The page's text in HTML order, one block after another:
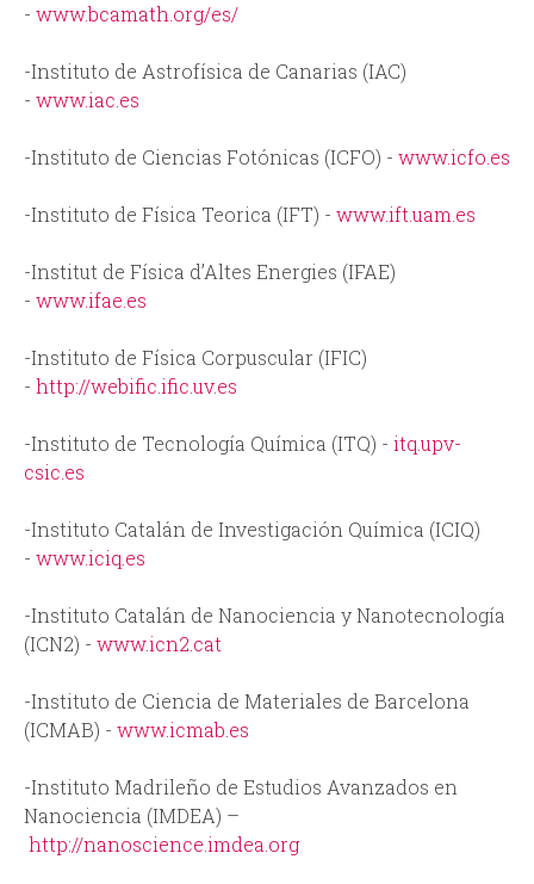
- www.bcamath.org/es/
-Instituto de Astrofísica de Canarias (IAC)
- www.iac.es
-Instituto de Ciencias Fotónicas (ICFO) - www.icfo.es
-Instituto de Física Teorica (IFT) - www.ift.uam.es
-Institut de Física d’Altes Energies (IFAE)
- www.ifae.es
-Instituto de Física Corpuscular (IFIC)
- http://webific.ific.uv.es
-Instituto de Tecnología Química (ITQ) - itq.upv-
csic.es
-Instituto Catalán de Investigación Química (ICIQ)
- www.iciq.es
-Instituto Catalán de Nanociencia y Nanotecnología
(ICN2) - www.icn2.cat
-Instituto de Ciencia de Materiales de Barcelona
(ICMAB) - www.icmab.es
-Instituto Madrileño de Estudios Avanzados en
Nanociencia (IMDEA) –
http://nanoscience.imdea.org